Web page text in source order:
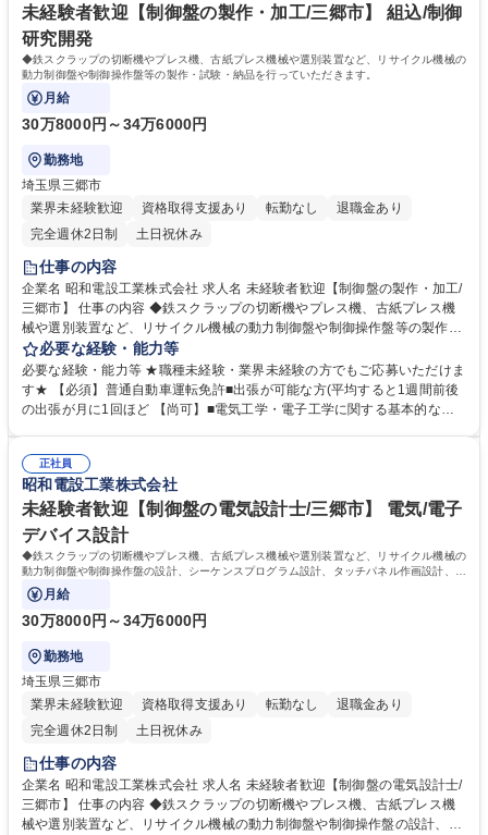
当します。また、ご希望に応じて、フィールドエンジニア、制御盤の設計
の知識を学ぶことが可能です 学歴・資格 学歴：大学 高専 短大 専修学校
高校 語学力： 資格：第一種電気工事士 第二種電気工事士 第一種運転免許
普通自動車
未経験者歓迎【制御盤の製作・加工/三郷市】 組込/制御
研究開発
◆鉄スクラップの切断機やプレス機、古紙プレス機械や選別装置など、リサイクル機械の
動力制御盤や制御操作盤等の製作・試験・納品を行っていただきます。
月給
30万8000円～34万6000円
勤務地
埼玉県三郷市
業界未経験歓迎
資格取得支援あり 転勤なし
退職金あり
完全週休2日制
土日祝休み
仕事の内容
企業名 昭和電設工業株式会社 求人名 未経験者歓迎【制御盤の製作・加工/
三郷市】 仕事の内容 ◆鉄スクラップの切断機やプレス機、古紙プレス機
械や選別装置など、リサイクル機械の動力制御盤や制御操作盤等の製作・
試験・納品を行っていただきます。 （具体的な業務内容）※建物の改変を
伴う業務はございません。 ■必要な電線やその他材料の調達と組立 : 図面
に基づいて必要な材料を調達し、図面に沿って部品の配置・取付け作業を
行う ■配線作業 : 制御盤内部の動力配線、制御配線を機器に接続 ■試験・
歓迎【制御盤の製作・加工/三郷市】
必要な経験・能力等
必要な経験・能力等 ★職種未経験・業界未経験の方でもご応募いただけま
す★ 【必須】普通自動車運転免許■出張が可能な方(平均すると1週間前後
の出張が月に1回ほど 【尚可】■電気工学・電子工学に関する基本的な知
チームで1案件を担当します。また、ご希望に応じて、フィールドエンジ
ニア、制御盤の設計の知識を学ぶことが可能です 学歴・資格 学歴：大学
高専 短大 専修学校 高校 語学力： 資格：第一種電気工事士 第二種電気工
事士 第一種運転免許普通自動車
正社員
昭和電設工業株式会社
未経験者歓迎【制御盤の電気設計士/三郷市】 電気/電子
デバイス設計
◆鉄スクラップの切断機やプレス機、古紙プレス機械や選別装置など、リサイクル機械の
動力制御盤や制御操作盤の設計、シーケンスプログラム設計、タッチパネル作画設計、動
作確認を行っていただきます。
月給
30万8000円～34万6000円
勤務地
埼玉県三郷市
業界未経験歓迎
資格取得支援あり 転勤なし
退職金あり
完全週休2日制
土日祝休み
仕事の内容
企業名 昭和電設工業株式会社 求人名 未経験者歓迎【制御盤の電気設計士/
三郷市】 仕事の内容 ◆鉄スクラップの切断機やプレス機、古紙プレス機
械や選別装置など、リサイクル機械の動力制御盤や制御操作盤の設計、シ